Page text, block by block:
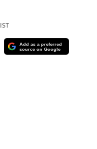
IST
Add as a preferred
source on Google